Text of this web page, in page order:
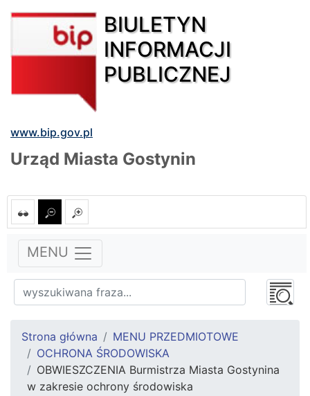
BIULETYN
INFORMACJI
PUBLICZNEJ
www.bip.gov.pl
Urząd Miasta Gostynin
MENU
Strona główna
MENU PRZEDMIOTOWE
OCHRONA ŚRODOWISKA
OBWIESZCZENIA Burmistrza Miasta Gostynina
w zakresie ochrony środowiska